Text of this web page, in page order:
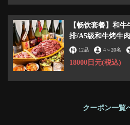
【畅饮套餐】和
排/A5级和牛烤牛
12品 4～20名
18000日元(税込)
クーポン一覧
この店舗情報を
【仅限周一！】推荐赠品♪ | 焼肉
町 本店
東京都中央区日本橋小伝馬町7-12 KDビ